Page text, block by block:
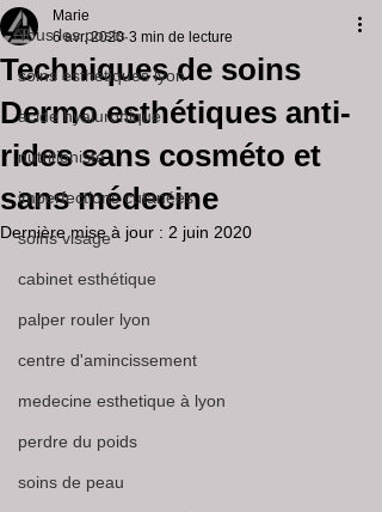
Tous les posts
soins esthétiques lyon
acide hyaluronique
nutritioniste
imperfections cutanées
soins visage
cabinet esthétique
palper rouler lyon
centre d'amincissement
medecine esthetique à lyon
perdre du poids
soins de peau
Techniques de soins
Dermo esthétiques anti-
rides sans cosméto et
sans médecine
Marie
6 avr. 2020 3 min de lecture
Dernière mise à jour : 2 juin 2020